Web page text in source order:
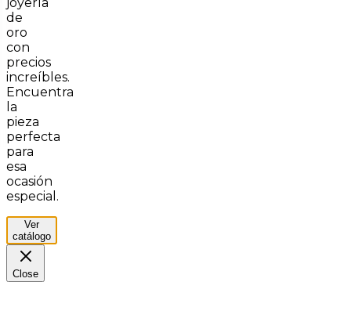
joyería
de
oro
con
precios
increíbles.
Encuentra
la
pieza
perfecta
para
esa
ocasión
especial.
Ver
catálogo
Close